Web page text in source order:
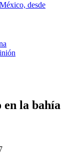
desde
la bahía